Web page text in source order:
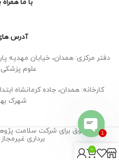
با ما
آدرس
دفتر مرکزی: همدان، خیابان مهدیه
علوم
کارخانه: همدان، جاده کرمانشاه
شهرک
کلیه حقوق برای شرکت سلامت
برداری
0
chaty
1